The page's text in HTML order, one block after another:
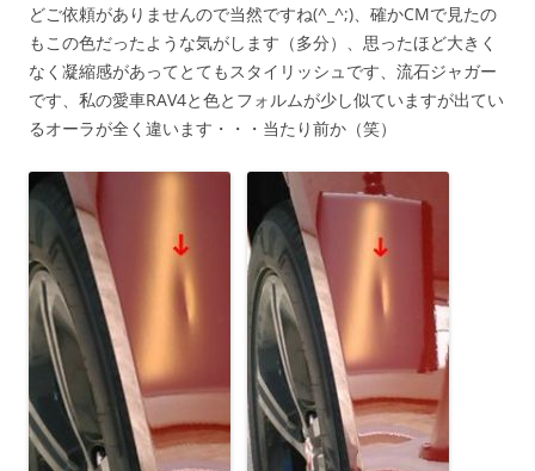
どご依頼がありませんので当然ですね(^_^;)、確かCMで見たの
もこの色だったような気がします（多分）、思ったほど大きく
なく凝縮感があってとてもスタイリッシュです、流石ジャガー
です、私の愛車RAV4と色とフォルムが少し似ていますが出てい
るオーラが全く違います・・・当たり前か（笑）